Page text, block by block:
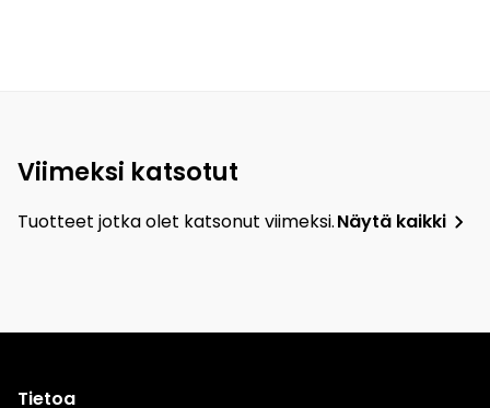
Viimeksi katsotut
Tuotteet jotka olet katsonut viimeksi.Näytä kaikki
Tietoa